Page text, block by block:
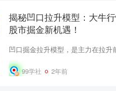
揭秘凹口拉升模型：大牛
股市掘金新机遇！
99学社 2年前